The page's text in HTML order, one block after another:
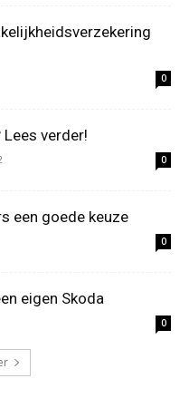
0
verder!
0
een goede keuze
0
eigen Skoda
0